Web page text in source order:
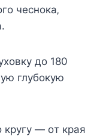
чecнoкa‚
дo 180
глyбoкyю
— oт кpaя